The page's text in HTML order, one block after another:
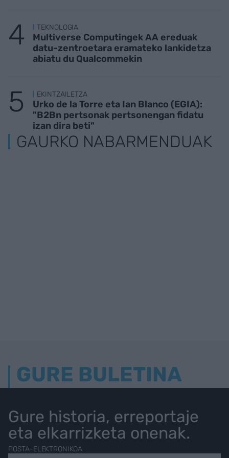
TEKNOLOGIA
Multiverse Computingek AA ereduak
datu-zentroetara eramateko lankidetza
abiatu du Qualcommekin
EKINTZAILETZA
Urko de la Torre eta Ian Blanco (EGIA):
"B2Bn pertsonak pertsonengan fidatu
izan dira beti"
GAURKO NABARMENDUAK
GURE BULETINA
Gure historia, erreportaje
eta elkarrizketa onenak.
POSTA-ELEKTRONIKOA